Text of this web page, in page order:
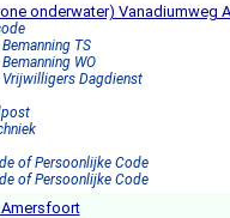
onderwater) Vanadiumweg
Bemanning TS
Bemanning WO
Vrijwilligers Dagdienst
of Persoonlijke Code
of Persoonlijke Code